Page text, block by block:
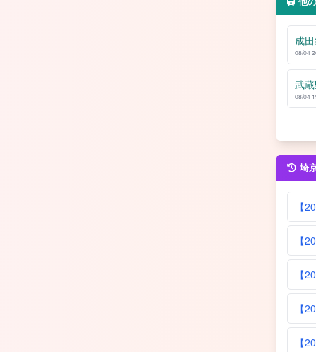
成
08/04
武
08/04
埼
【
【
【
【
【